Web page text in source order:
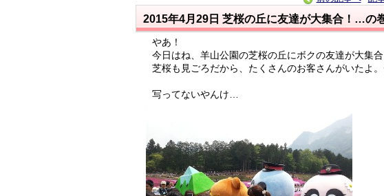
2015年4月29日 芝桜の丘に友達が大集合！…の
やあ！
今日はね、羊山公園の芝桜の丘にボクの友達が大集合
芝桜も見ごろだから、たくさんのお客さんがいたよ
写ってないやんけ…